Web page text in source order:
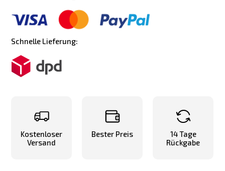
Schnelle Lieferung:
Kostenloser
Versand
Bester Preis
14 Tage
Rückgabe